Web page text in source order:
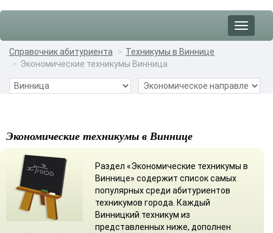
Toggle
Справочник абитуриента
Техникумы в Виннице
Экономические техникумы Винница
Экономические техникумы в Виннице
Раздел «Экономические техникумы в
Виннице» содержит список самых
популярных среди абитуриентов
техникумов города. Каждый
Винницкий техникум из
представленных ниже, дополнен